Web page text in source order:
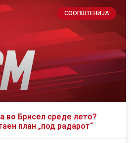
СООПШТЕНИЈА
во Брисел среде лето?
план „под радарот“